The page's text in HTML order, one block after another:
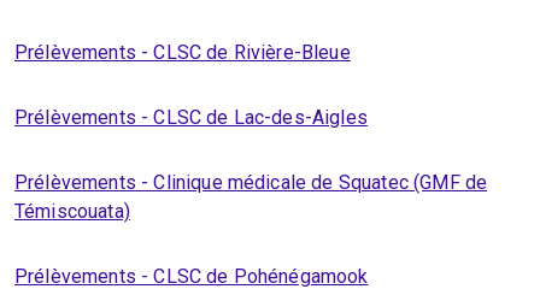
Prélèvements - CLSC de Rivière-Bleue
Prélèvements - CLSC de Lac-des-Aigles
Prélèvements - Clinique médicale de Squatec (GMF de
Témiscouata)
Prélèvements - CLSC de Pohénégamook